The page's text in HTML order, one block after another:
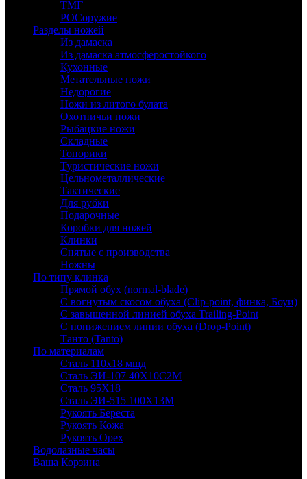
ТМГ
РОСоружие
Разделы ножей
Из дамаска
Из дамаска атмосферостойкого
Кухонные
Метательные ножи
Недорогие
Ножи из литого булата
Охотничьи ножи
Рыбацкие ножи
Складные
Топорики
Туристические ножи
Цельнометаллические
Тактические
Для рубки
Подарочные
Коробки для ножей
Клинки
Снятые с производства
Ножны
По типу клинка
Прямой обух (normal-blade)
С вогнутым скосом обуха (Clip-point, финка, Боуи)
С завышенной линией обуха Trailing-Point
С понижением линии обуха (Drop-Point)
Танто (Tanto)
По материалам
Сталь 110х18 мшд
Сталь ЭИ-107 40Х10С2М
Сталь 95Х18
Сталь ЭИ-515 100Х13М
Рукоять Береста
Рукоять Кожа
Рукоять Орех
Водолазные часы
Ваша Корзина